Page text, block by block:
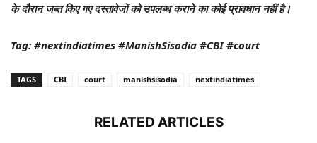
के दौरान जब्त किए गए दस्तावेजों को उपलब्ध कराने का कोई प्रावधान नहीं है।
Tag: #nextindiatimes #ManishSisodia #CBI #court
TAGS CBI court manishsisodia nextindiatimes
RELATED ARTICLES